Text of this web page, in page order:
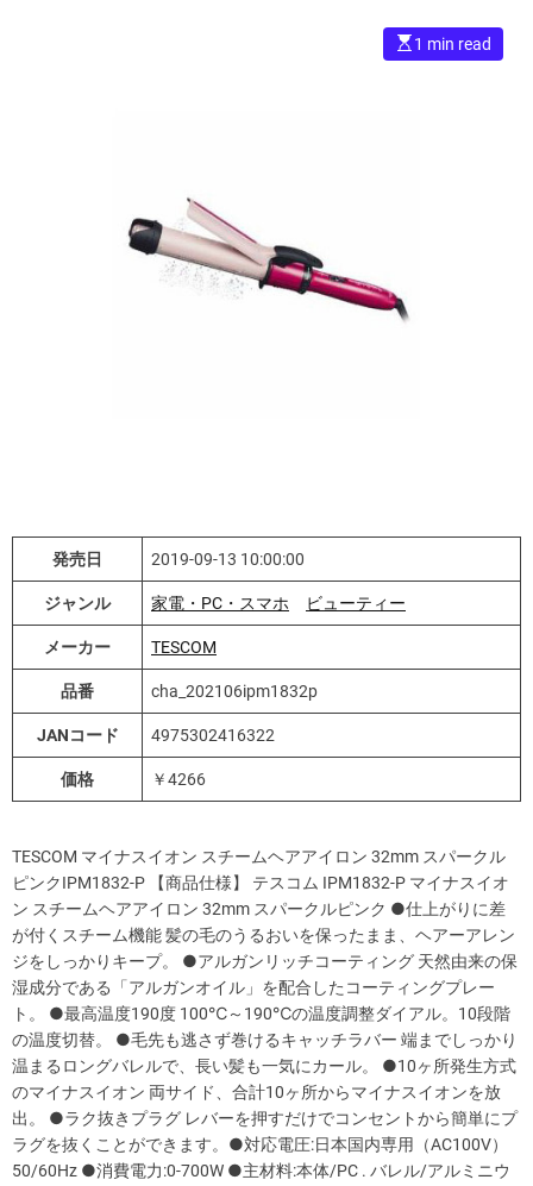
E
s
m
e
1 min read
発売日 2019-09-13 10:00:00
ジャンル 家電・PC・スマホ ビューティー
メーカー TESCOM
品番 cha_202106ipm1832p
JANコード 4975302416322
価格 ￥4266
TESCOM マイナスイオン スチームヘアアイロン 32mm スパークル
ピンクIPM1832-P 【商品仕様】 テスコム IPM1832-P マイナスイオ
ン スチームヘアアイロン 32mm スパークルピンク ●仕上がりに差
が付くスチーム機能 髪の毛のうるおいを保ったまま、ヘアーアレン
ジをしっかりキープ。 ●アルガンリッチコーティング 天然由来の保
湿成分である「アルガンオイル」を配合したコーティングプレー
ト。 ●最高温度190度 100℃～190℃の温度調整ダイアル。10段階
の温度切替。 ●毛先も逃さず巻けるキャッチラバー 端までしっかり
温まるロングバレルで、長い髪も一気にカール。 ●10ヶ所発生方式
のマイナスイオン 両サイド、合計10ヶ所からマイナスイオンを放
出。 ●ラク抜きプラグ レバーを押すだけでコンセントから簡単にプ
ラグを抜くことができます。●対応電圧:日本国内専用（AC100V）
50/60Hz ●消費電力:0-700W ●主材料:本体/PC . バレル/アルミニウ